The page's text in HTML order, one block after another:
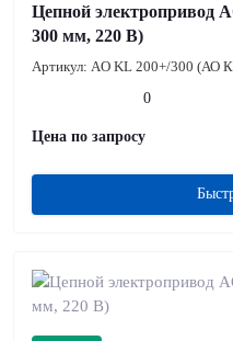
Цепной электропривод
300 мм, 220 В)
Артикул: AO KL 200+/300 (АО
0
Цена по запросу